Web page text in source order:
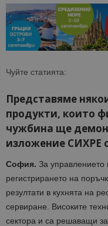
Чуйте статията:
Представяме
продукти, които
чужбина ще
изложение СИХРЕ
София. За управлението
регистрирането на
резултати в кухнята на
сервиране. Високите
сектора и са решаващи за